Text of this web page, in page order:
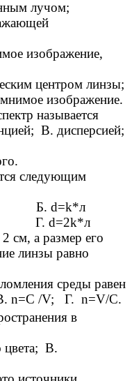
лучом;
изображение,
центром линзы;
мнимое изображение.
называется
В. дисперсией;
следующим
d=k*л
d=2k*л
см, а размер его
линзы равно
среды равен
n=C /V; Г. n=V/C.
в
цвета; В.